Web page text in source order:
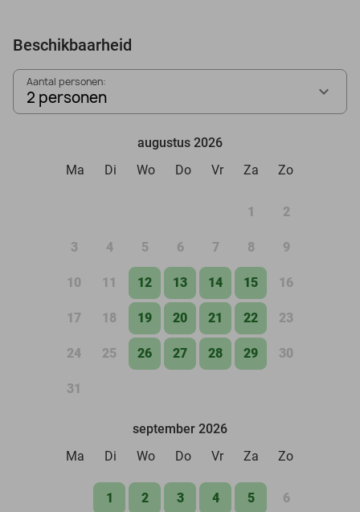
Beschikbaarheid
Aantal personen:
2 personen
augustus 2026
Ma
Di Wo Do Vr Za Zo
1 2
3 4 5 6 7 8 9
10 11 12 13 14 15 16
17 18 19 20 21 22 23
24 25 26 27 28 29 30
31
september 2026
Ma
Di Wo Do Vr Za Zo
1 2 3 4 5 6